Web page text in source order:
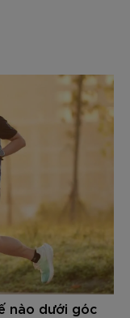
nào dưới góc